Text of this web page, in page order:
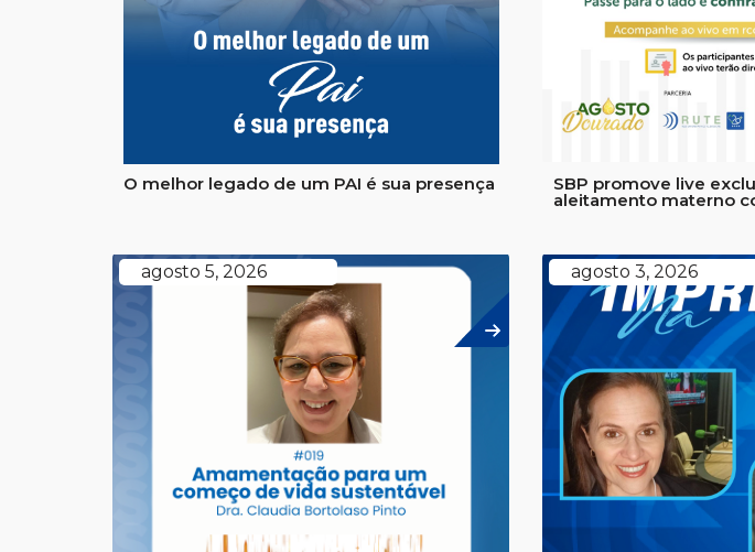
O melhor legado de um PAI é sua presença SBP promove live
aleitamento materno
agosto 5, 2026 agosto 3, 2026